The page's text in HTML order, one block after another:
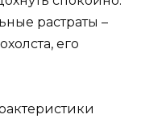
растраты –
его